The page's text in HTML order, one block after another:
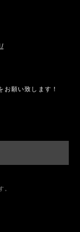
願い致します！
。